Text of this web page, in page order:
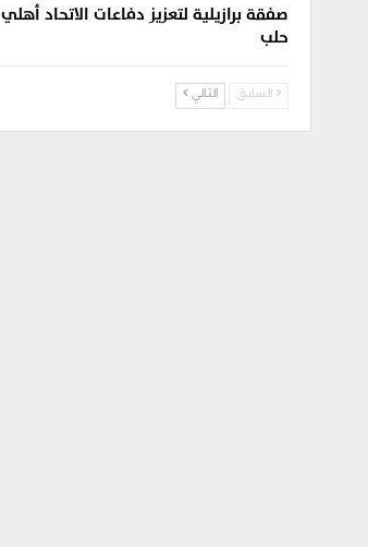
صفقة برازيلية لتعزيز دفاعات الاتحاد أهلي
حلب
السابق التالي